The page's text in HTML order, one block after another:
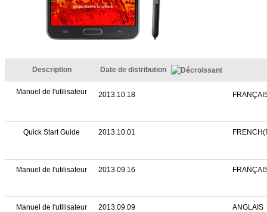
Description Date de distribution
Manuel de l'utilisateur 2013.10.18
Quick Start Guide 2013.10.01
Manuel de l'utilisateur 2013.09.16
Manuel de l'utilisateur 2013.09.09 ANGLAIS